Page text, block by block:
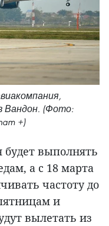
Вандон. (Фото:
+)
будет выполнять
а с 18 марта
частоту до
и
вылетать из